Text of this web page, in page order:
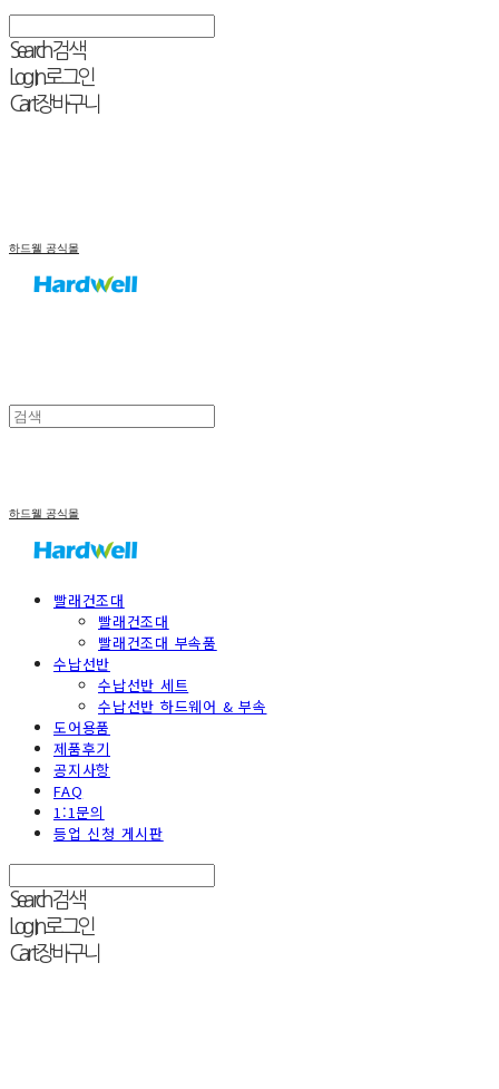
Search검색
Log In로그인
Cart장바구니
하드웰 공식몰
하드웰 공식몰
빨래건조대
빨래건조대
빨래건조대 부속품
수납선반
수납선반 세트
수납선반 하드웨어 & 부속
도어용품
제품후기
공지사항
FAQ
1:1문의
등업 신청 게시판
Search검색
Log In로그인
Cart장바구니